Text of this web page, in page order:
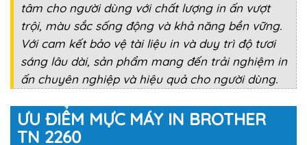
tâm cho người dùng với chất lượng in ấn vượt
trội, màu sắc sống động và khả năng bền vững.
Với cam kết bảo vệ tài liệu in và duy trì độ tươi
sáng lâu dài, sản phẩm mang đến trải nghiệm in
ấn chuyên nghiệp và hiệu quả cho người dùng.
ƯU ĐIỂM MỰC MÁY IN BROTHER
TN 2260